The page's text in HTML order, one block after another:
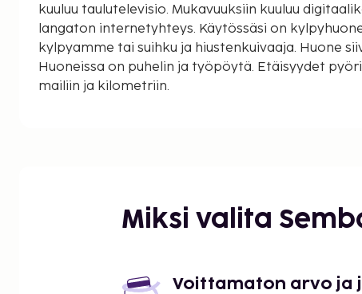
kuuluu taulutelevisio. Mukavuuksiin kuuluu
langaton internetyhteys. Käytössäsi on
kylpyamme tai suihku ja hiustenkuivaaja. Huone
Huoneissa on puhelin ja työpöytä. Etäisyydet
mailiin ja kilometriin.
Gap Bayard Golf Club - 9,3 km / 5,7 mi
Saint-Philippe - 11 km / 6,8 mi
Le Grand Clot -hiihtohissi - 12,2 km / 7,6 mi
Miksi valita
Voittamaton arvo ja